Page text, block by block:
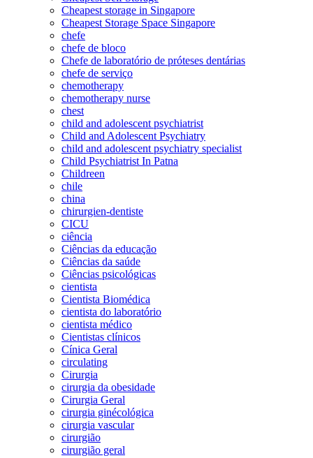
Cheapest storage in Singapore
Cheapest Storage Space Singapore
chefe
chefe de bloco
Chefe de laboratório de próteses dentárias
chefe de serviço
chemotherapy
chemotherapy nurse
chest
child and adolescent psychiatrist
Child and Adolescent Psychiatry
child and adolescent psychiatry specialist
Child Psychiatrist In Patna
Childreen
chile
china
chirurgien-dentiste
CICU
ciência
Ciências da educação
Ciências da saúde
Ciências psicológicas
cientista
Cientista Biomédica
cientista do laboratório
cientista médico
Cientistas clínicos
Cínica Geral
circulating
Cirurgia
cirurgia da obesidade
Cirurgia Geral
cirurgia ginécológica
cirurgia vascular
cirurgião
cirurgião geral